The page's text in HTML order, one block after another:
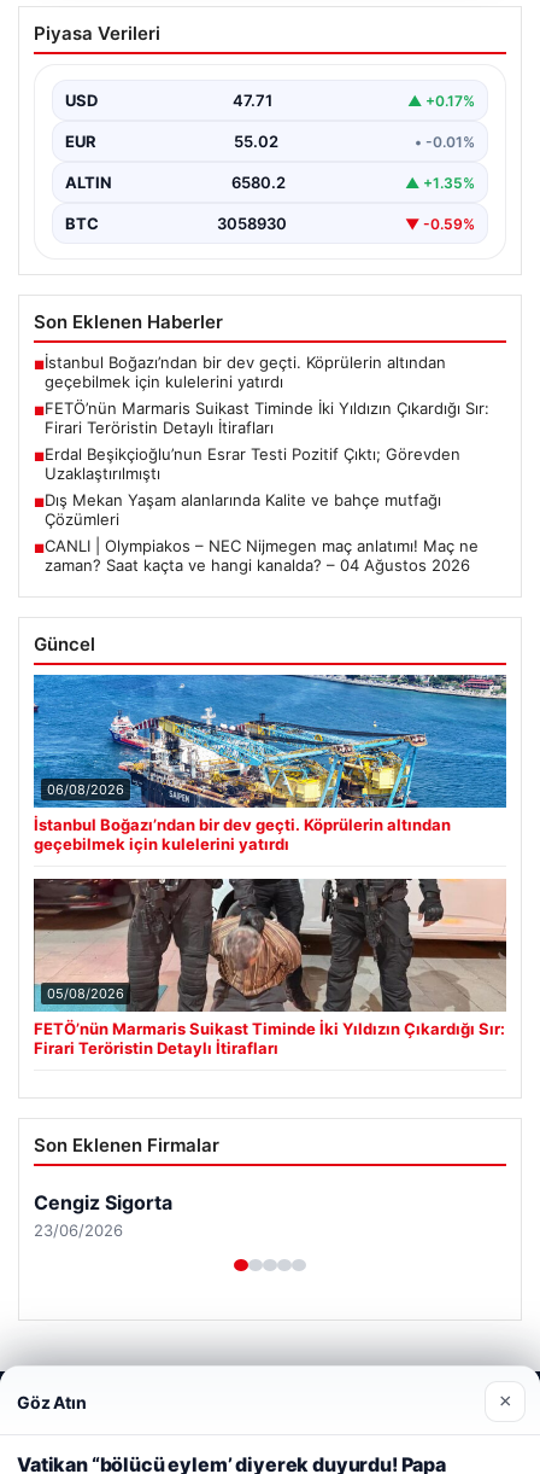
FETÖ’nün Marmaris Suikast Timinde İki
Yıldızın Çıkardığı Sır: Firari Teröristin
15 Temmuz 2016 tarihinde gerçekleştirilen başarısız
girişimin…
Piyasa Verileri
USD 47.71 ▲ +0.17%
EUR 55.02 • -0.01%
ALTIN 6580.2 ▲ +1.35%
BTC 3058930 ▼ -0.59%
Son Eklenen Haberler
■İstanbul Boğazı’ndan bir dev geçti. Köprülerin altından
geçebilmek için kulelerini yatırdı
■FETÖ’nün Marmaris Suikast Timinde İki Yıldızın Çıkardığı Sır:
Firari Teröristin Detaylı İtirafları
■Erdal Beşikçioğlu’nun Esrar Testi Pozitif Çıktı; Görevden
Uzaklaştırılmıştı
■Dış Mekan Yaşam alanlarında Kalite ve bahçe mutfağı
Çözümleri
■CANLI | Olympiakos – NEC Nijmegen maç anlatımı! Maç ne
zaman? Saat kaçta ve hangi kanalda? – 04 Ağustos 2026
Güncel
06/08/2026
İstanbul Boğazı’ndan bir dev geçti. Köprülerin altından
geçebilmek için kulelerini yatırdı
05/08/2026
FETÖ’nün Marmaris Suikast Timinde İki Yıldızın Çıkardığı Sır:
Firari Teröristin Detaylı İtirafları
Son Eklenen Firmalar
Cengiz Sigorta
23/06/2026
Web sitemizi nasıl kullandığınızı daha iyi anlayabilmek,
deneyiminizi kişiselleştirmek ve geliştirmek amacıyla çerezler
kullanıyoruz.Çerez Politikamız
Göz Atın ×
Vatikan “bölücü eylem’ diyerek duyurdu! Papa
Tercüme Bürosu|Malta Dil Okulu|lemagrup.com.tr